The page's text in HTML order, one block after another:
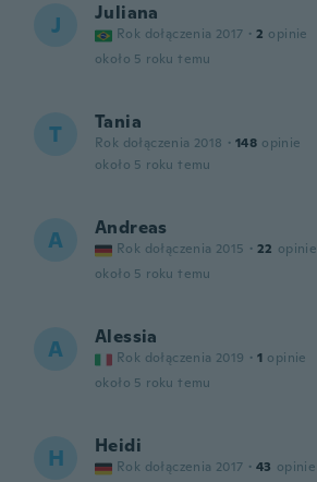
J Juliana
Rok dołączenia 2017 · 2 opinie
około 5 roku temu
T Tania
Rok dołączenia 2018 · 148 opinie
około 5 roku temu
A Andreas
Rok dołączenia 2015 · 22 opinie
około 5 roku temu
A Alessia
Rok dołączenia 2019 · 1 opinie
około 5 roku temu
H Heidi
Rok dołączenia 2017 · 43 opinie